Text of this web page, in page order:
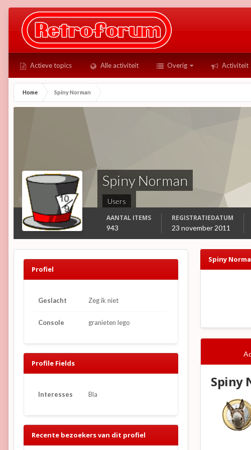
Actieve topics Alle activiteit Overig Activiteit
Home Spiny Norman
Spiny Norman
Users
AANTAL ITEMS
943
REGISTRATIEDATUM
23 november 2011
Profiel
Geslacht Zeg ik niet
Console granieten lego
Profile Fields
Interesses Bla
Recente bezoekers van dit profiel
Spiny
Spiny